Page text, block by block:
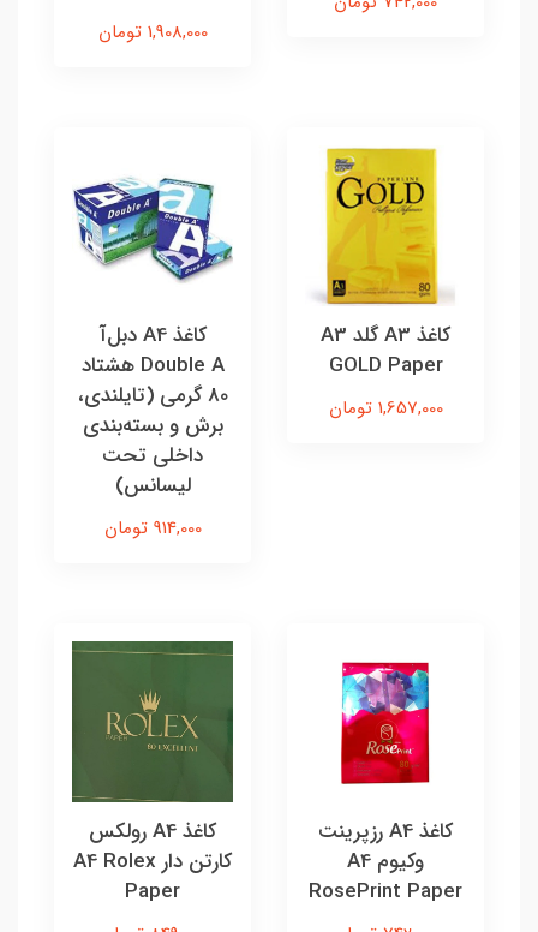
1,908,000 تومان
کاغذ A3 گلد A3
GOLD Paper
1,657,000 تومان
کاغذ A4 دبل‌آ
Double A هشتاد
80 گرمی (تایلندی،
برش و بسته‌بندی
داخلی تحت
لیسانس)
914,000 تومان
کاغذ A4 رزپرینت
وکیوم A4
RosePrint Paper
کاغذ A4 رولکس
کارتن دار A4 Rolex
Paper